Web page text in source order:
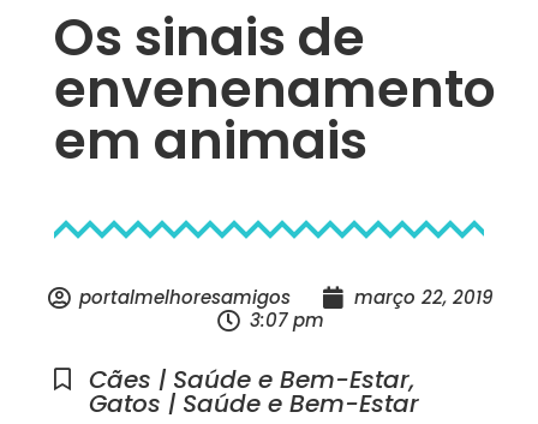
Os sinais de
envenenamento
em animais
portalmelhoresamigos
março 22, 2019
3:07 pm
Cães | Saúde e Bem-Estar,
Gatos | Saúde e Bem-Estar